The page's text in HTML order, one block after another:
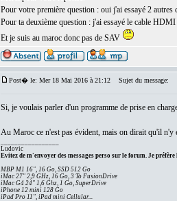
Pour votre première question : oui j'ai essayé 2 autres
Pour ta deuxième question : j'ai essayé le cable
Et je suis au maroc donc pas de SAV
Post� le: Mer 18 Mai 2016 à 21:12 Sujet du message:
Si, je voulais parler d'un programme de prise en
Au Maroc ce n'est pas évident, mais on dirait qu'il n'y
Ludovic
Evitez de m'envoyer des messages perso sur le forum. Je préfère
MBP M1 16", 16 Go, SSD 512 Go
iMac 27" 2,9 GHz, 16 Go, 3 To FusionDrive
iMac G4 24" 1,6 Ghz, 1 Go, SuperDrive
iPhone 12 mini 128 Go
iPad Pro 11", iPad mini Cellular...